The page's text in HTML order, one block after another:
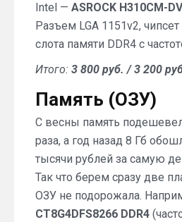
Intel — ASROCK H310CM-
Разъем LGA 1151v2,
слота памяти DDR4 с
Итого: 3 800 руб. / 3 200
Память (ОЗУ)
С весны память
раза, а год назад 8 Гб
тысячи рублей за самую
Так что берем сразу две
ОЗУ не подорожала.
CT8G4DFS8266 DDR4